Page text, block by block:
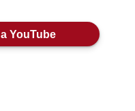
YouTube